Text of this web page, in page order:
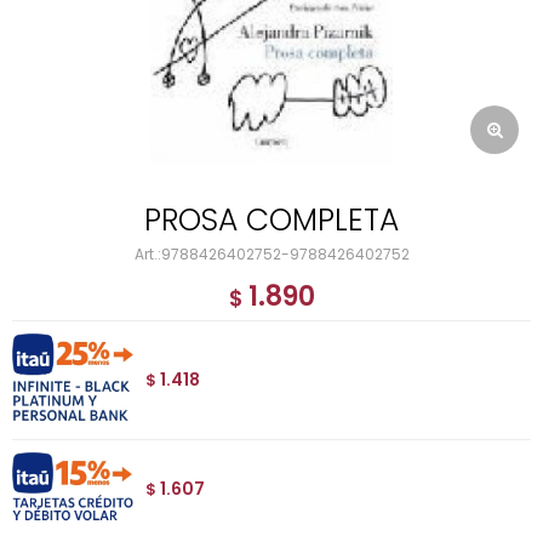
PROSA COMPLETA
9788426402752-9788426402752
$ 1.890
$ 1.418
$ 1.607